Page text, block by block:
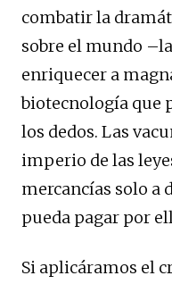
combatir la
sobre el mundo
enriquecer a
biotecnología que
los dedos. Las
imperio de las
mercancías solo a
pueda pagar por
Si aplicáramos el